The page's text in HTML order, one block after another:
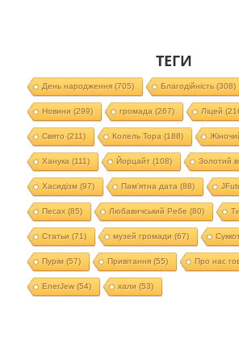
ТЕГИ
День народження(705) Благодійність(308)
Новини (299) громада (267) Ліцей
Свято (211) Колель Тора (188)
Ханука (111) Йорцайт (108) Золотий
Хасидізм (97) Пам'ятна дата (88)
Песах(85) Любавичський Ребе (80)
Статьи (71) музей громади (67)
Пурім (57) Привітання(55) Про нас
EnerJew(54) хали (53)